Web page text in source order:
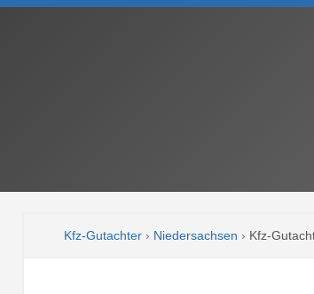
Kfz-Gutachter› Niedersachsen › Kfz-